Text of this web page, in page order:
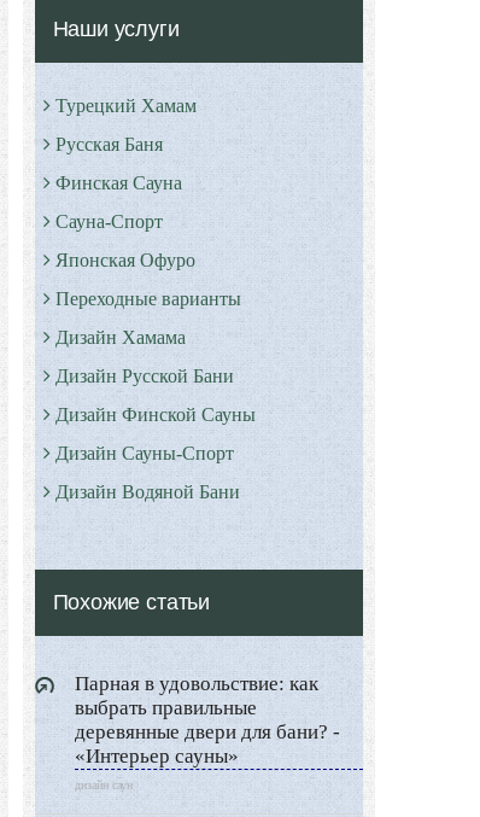
Наши услуги
Турецкий Хамам
Русская Баня
Финская Сауна
Сауна-Спорт
Японская Офуро
Переходные варианты
Дизайн Хамама
Дизайн Русской Бани
Дизайн Финской Сауны
Дизайн Сауны-Спорт
Дизайн Водяной Бани
Римские бани - Термы
Серные бани
Все о Сауне и Банях
Дизайн Саун
Типы Бань
Экстерьер
Декор
Двор и сад
Похожие статьи
Парная в удовольствие: как
выбрать правильные
деревянные двери для бани? -
«Интерьер сауны»
дизайн саун